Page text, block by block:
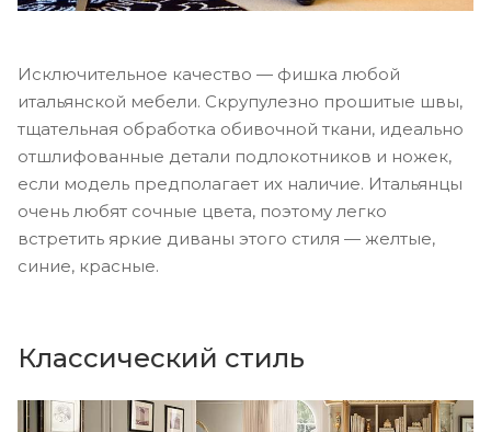
Исключительное качество — фишка любой
итальянской мебели. Скрупулезно прошитые швы,
тщательная обработка обивочной ткани, идеально
отшлифованные детали подлокотников и ножек,
если модель предполагает их наличие. Итальянцы
очень любят сочные цвета, поэтому легко
встретить яркие диваны этого стиля — желтые,
синие, красные.
Классический стиль